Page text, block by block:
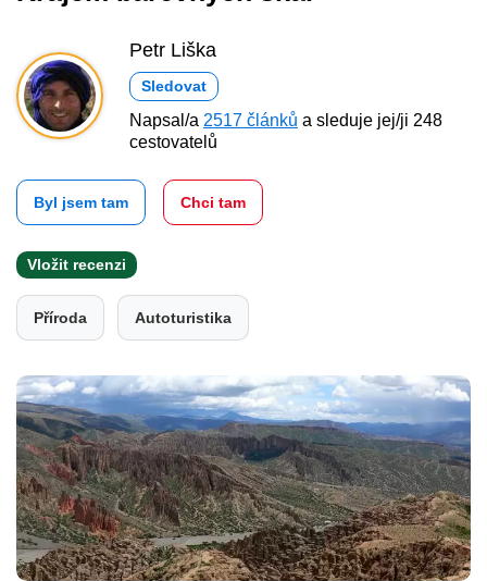
Petr Liška
Sledovat
Napsal/a 2517 článků a sleduje jej/ji 248
cestovatelů
Byl jsem tam Chci tam
Vložit recenzi
Příroda Autoturistika